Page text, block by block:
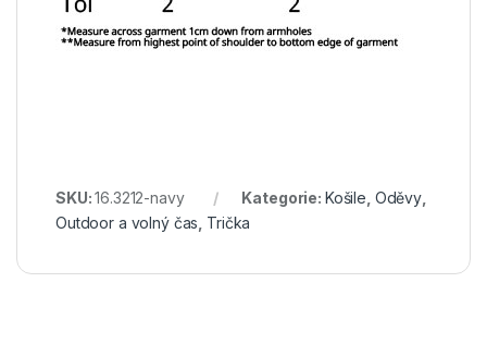
SKU:16.3212-navy Kategorie: Košile Oděvy
Outdoor a volný čas Trička